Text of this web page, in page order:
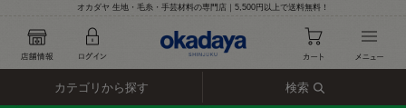
オカダヤ 生地・毛糸・手芸材料の専門店｜5,500円以上で送料無料！
カテゴリから探す 検索